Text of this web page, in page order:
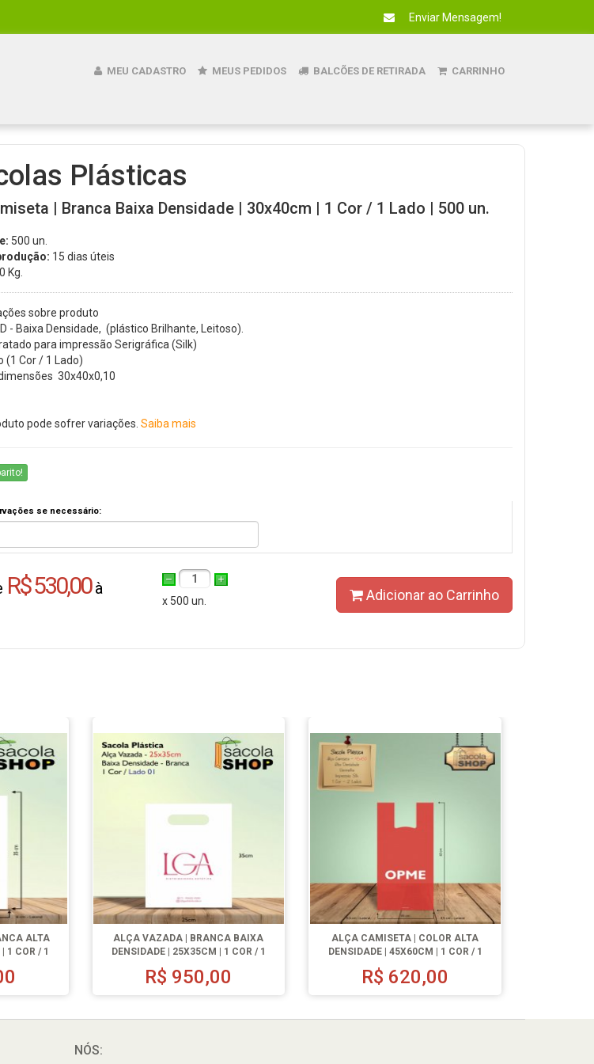
Enviar Mensagem!
MEU CADASTRO MEUS PEDIDOS BALCÕES DE RETIRADA CARRINHO
Plásticas
| Branca Baixa Densidade | 30x40cm | 1 Cor / 1 Lado | 500 un.
500 un.
15 dias úteis
Kg.
sobre produto
- Baixa Densidade, (plástico Brilhante, Leitoso).
para impressão Serigráfica (Silk)
(1 Cor / 1 Lado)
30x40x0,10
pode sofrer variações. Saiba mais
se necessário:
R$ 530,00à
1
x 500 un.
Adicionar ao Carrinho
ALTA
1 COR / 1
ALÇA VAZADA | BRANCA BAIXA
DENSIDADE | 25X35CM | 1 COR / 1
LADO | 1000 UN.
R$ 950,00
ALÇA CAMISETA | COLOR ALTA
DENSIDADE | 45X60CM | 1 COR / 1
LADO | 500 UN.
R$ 620,00
NÓS: